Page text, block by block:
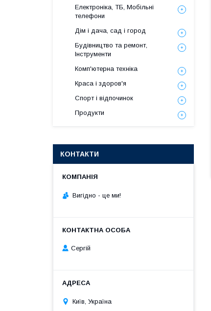
Електроніка, ТБ, Мобільні
телефони
Дім і дача, сад і город
Будівництво та ремонт,
Інструменти
Комп'ютерна техніка
Краса і здоров'я
Спорт і відпочинок
Продукти
КОНТАКТИ
Вигiдно - це ми!
Сергій
Київ, Україна